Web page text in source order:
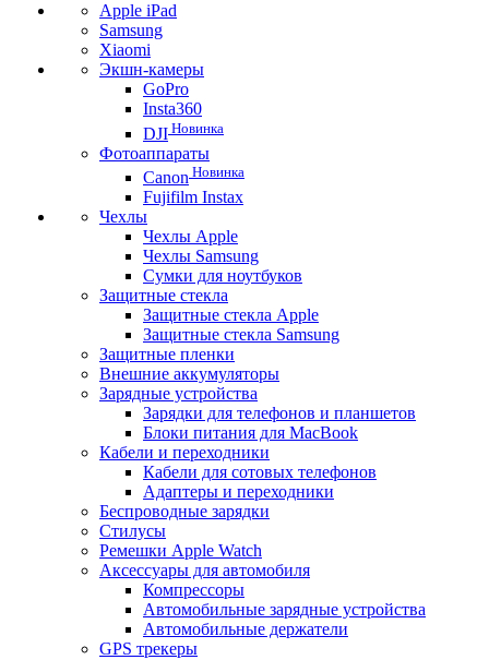
Apple iPad
Samsung
Xiaomi
Экшн-камеры
GoPro
Insta360
DJI Новинка
Фотоаппараты
Canon Новинка
Fujifilm Instax
Чехлы
Чехлы Apple
Чехлы Samsung
Сумки для ноутбуков
Защитные стекла
Защитные стекла Apple
Защитные стекла Samsung
Защитные пленки
Внешние аккумуляторы
Зарядные устройства
Зарядки для телефонов и планшетов
Блоки питания для MacBook
Кабели и переходники
Кабели для сотовых телефонов
Адаптеры и переходники
Беспроводные зарядки
Стилусы
Ремешки Apple Watch
Аксессуары для автомобиля
Компрессоры
Автомобильные зарядные устройства
Автомобильные держатели
GPS трекеры